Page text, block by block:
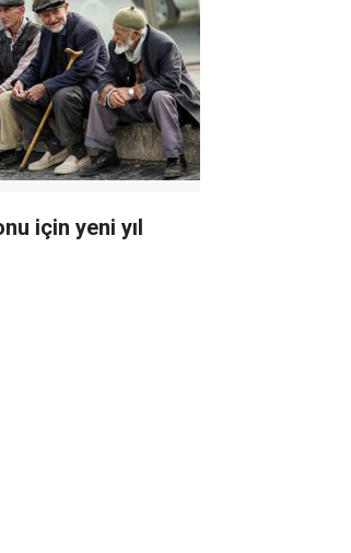
için yeni yıl